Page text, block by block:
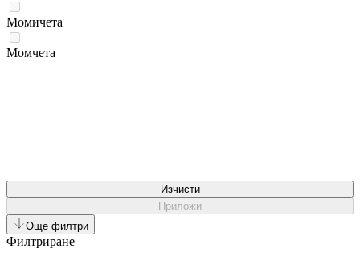
Момичета
Момчета
Изчисти
Приложи
Още филтри
Филтриране